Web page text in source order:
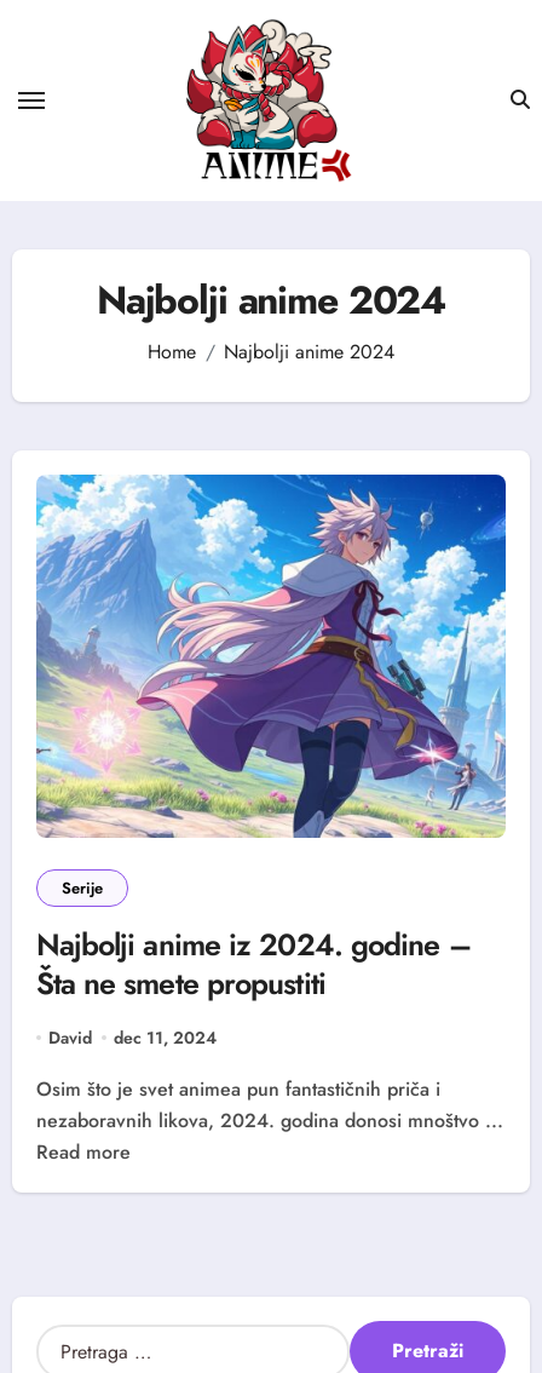
Najbolji anime 2024
Home Najbolji anime 2024
Serije
Najbolji anime iz 2024. godine –
Šta ne smete propustiti
David dec 11, 2024
Osim što je svet animea pun fantastičnih priča i
nezaboravnih likova, 2024. godina donosi mnoštvo ...
Read more
P
r